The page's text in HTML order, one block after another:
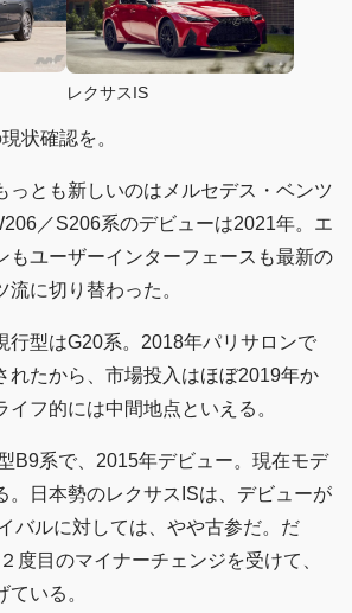
レクサスIS
状確認を。
っとも新しいのはメルセデス・ベンツ
／S206系のデビューは2021年。エ
もユーザーインターフェースも最新の
流に切り替わった。
行型はG20系。2018年パリサロンで
れたから、市場投入はほぼ2019年か
イフ的には中間地点といえる。
B9系で、2015年デビュー。現在モデ
。日本勢のレクサスISは、デビューが
バルに対しては、やや古参だ。だ
度目のマイナーチェンジを受けて、
いる。